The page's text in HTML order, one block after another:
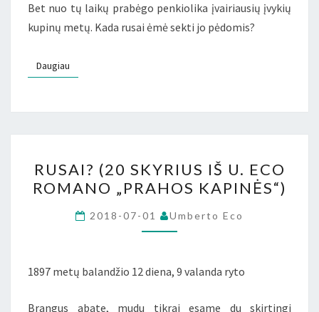
Bet nuo tų laikų prabėgo penkiolika įvairiausių įvykių
kupinų metų. Kada rusai ėmė sekti jo pėdomis?
Daugiau
(20
SKYRIUS
IŠ
U.
ROMANO
KAPINĖS“)
RUSAI? (20 SKYRIUS IŠ U. ECO
ROMANO „PRAHOS KAPINĖS“)
2018-07-01 Umberto Eco
1897 metų balandžio 12 diena, 9 valanda ryto
Brangus abate, mudu tikrai esame du skirtingi